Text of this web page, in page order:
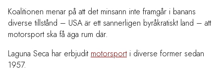
Koalitionen menar på att det minsann inte framgår i banans
diverse tillstånd – USA är ett sannerligen byråkratiskt land – att
motorsport ska få äga rum där.
Laguna Seca har erbjudit motorsporti diverse former sedan
1957.